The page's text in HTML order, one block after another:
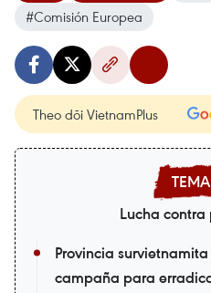
#Comisión Europea
Theo dõi VietnamPlus
Lucha
Provincia
campaña para